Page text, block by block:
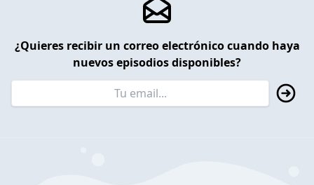
¿Quieres recibir un correo electrónico cuando haya
nuevos episodios disponibles?